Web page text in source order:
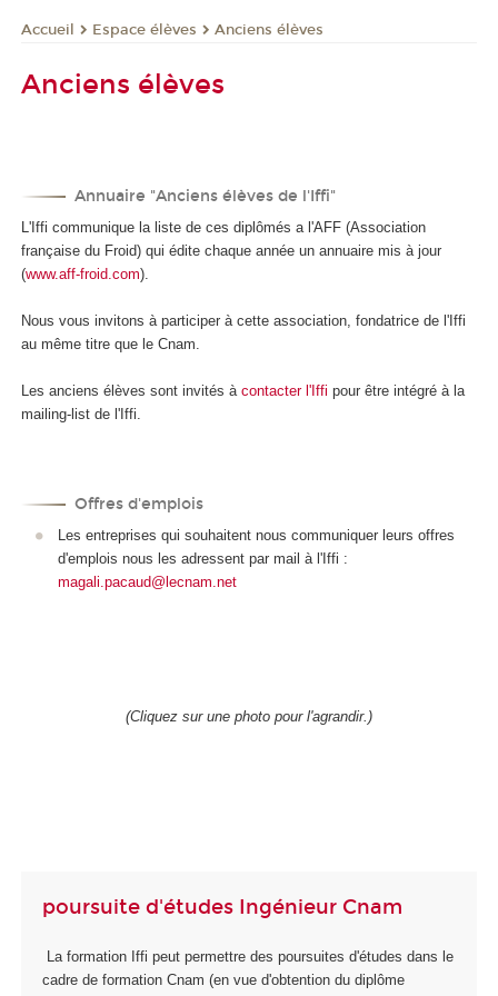
Accueil Espace élèves Anciens élèves
Anciens élèves
Annuaire "Anciens élèves de l'Iffi"
L'Iffi communique la liste de ces diplômés a l'AFF (Association
française du Froid) qui édite chaque année un annuaire mis à jour
(www.aff-froid.com).
Nous vous invitons à participer à cette association, fondatrice de l'Iffi
au même titre que le Cnam.
Les anciens élèves sont invités à contacter l'Iffi pour être intégré à la
mailing-list de l'Iffi.
Offres d'emplois
Les entreprises qui souhaitent nous communiquer leurs offres
d'emplois nous les adressent par mail à l'Iffi :
magali.pacaud@lecnam.net
(Cliquez sur une photo pour l'agrandir.)
poursuite d'études Ingénieur Cnam
La formation Iffi peut permettre des poursuites d'études dans le
cadre de formation Cnam (en vue d'obtention du diplôme